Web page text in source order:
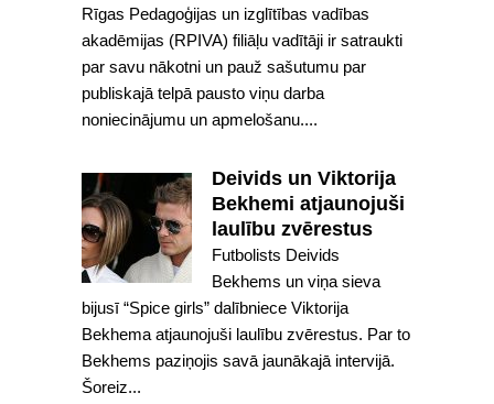
Rīgas Pedagoģijas un izglītības vadības
akadēmijas (RPIVA) filiāļu vadītāji ir satraukti
par savu nākotni un pauž sašutumu par
publiskajā telpā pausto viņu darba
noniecinājumu un apmelošanu....
Deivids un Viktorija
Bekhemi atjaunojuši
laulību zvērestus
Futbolists Deivids
Bekhems un viņa sieva
bijusī “Spice girls” dalībniece Viktorija
Bekhema atjaunojuši laulību zvērestus. Par to
Bekhems paziņojis savā jaunākajā intervijā.
Šoreiz...